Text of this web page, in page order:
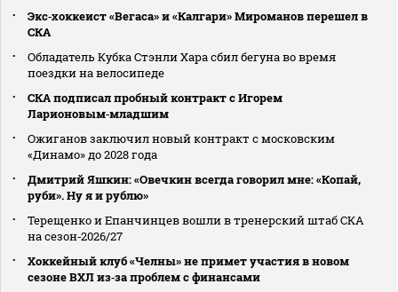
Экс‑хоккеист «Вегаса» и «Калгари» Мироманов перешел в
СКА
Обладатель Кубка Стэнли Хара сбил бегуна во время
поездки на велосипеде
СКА подписал пробный контракт с Игорем
Ларионовым‑младшим
Ожиганов заключил новый контракт с московским
«Динамо» до 2028 года
Дмитрий Яшкин: «Овечкин всегда говорил мне: «Копай,
руби». Ну я и рублю»
Терещенко и Епанчинцев вошли в тренерский штаб СКА
на сезон‑2026/27
Хоккейный клуб «Челны» не примет участия в новом
сезоне ВХЛ из‑за проблем с финансами